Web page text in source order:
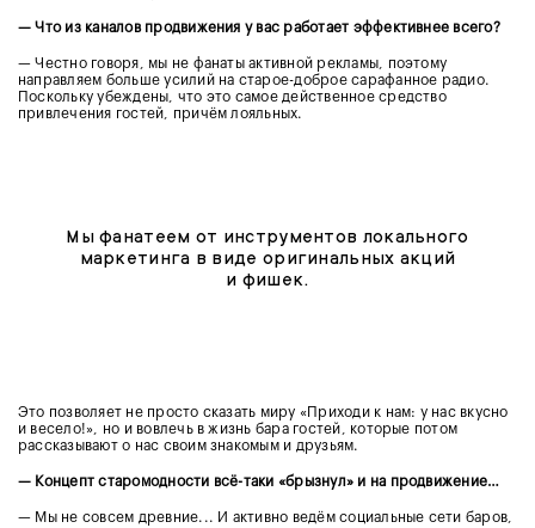
— Что из каналов продвижения у вас работает эффективнее всего?
— Честно говоря, мы не фанаты активной рекламы, поэтому
направляем больше усилий на старое-доброе сарафанное радио.
Поскольку убеждены, что это самое действенное средство
привлечения гостей, причём лояльных.
Мы фанатеем от инструментов локального
маркетинга в виде оригинальных акций
и фишек.
Это позволяет не просто сказать миру «Приходи к нам: у нас вкусно
и весело!», но и вовлечь в жизнь бара гостей, которые потом
рассказывают о нас своим знакомым и друзьям.
— Концепт старомодности всё-таки «брызнул» и на продвижение…
— Мы не совсем древние... И активно ведём социальные сети баров,